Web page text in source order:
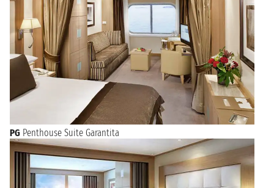
PG Penthouse Suite Garantita